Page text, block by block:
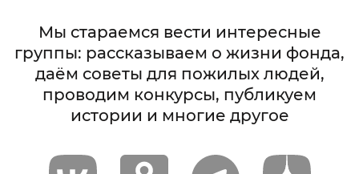
Мы стараемся вести интересные
группы: рассказываем о жизни фонда,
даём советы для пожилых людей,
проводим конкурсы, публикуем
истории и многие другое